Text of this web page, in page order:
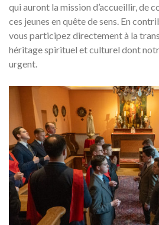
qui auront la mission d’accueillir, de
ces jeunes en quête de sens. En
vous participez directement à la
héritage spirituel et culturel dont
urgent.